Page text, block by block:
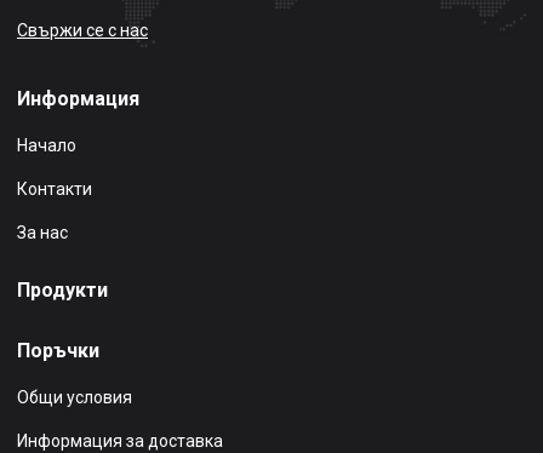
Свържи се с нас
Информация
Начало
Контакти
За нас
Продукти
Поръчки
Общи условия
Информация за доставка